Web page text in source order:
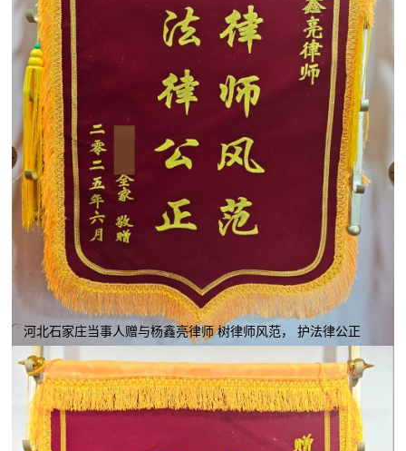
河北石家庄当事人赠与杨鑫亮律师 树律师风范， 护法律公正